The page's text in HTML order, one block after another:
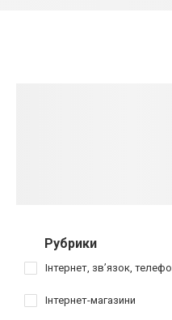
Рубрики
Інтернет, звʼязок,
Інтернет-магазини